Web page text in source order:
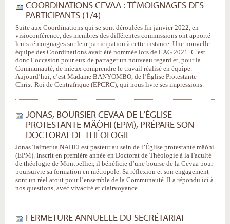
COORDINATIONS CEVAA : TÉMOIGNAGES DES
PARTICIPANTS (1/4)
Suite aux Coordinations qui se sont déroulées fin janvier 2022, en
visioconférence, des membres des différentes commissions ont apporté
leurs témoignages sur leur participation à cette instance. Une nouvelle
équipe des Coordinations avait été nommée lors de l’AG 2021. C’est
donc l’occasion pour eux de partager un nouveau regard et, pour la
Communauté, de mieux comprendre le travail réalisé en équipe.
Aujourd’hui, c’est Madame BANYOMBO, de l’Église Protestante
Christ-Roi de Centrafrique (EPCRC), qui nous livre ses impressions.
JONAS, BOURSIER CEVAA DE L’ÉGLISE
PROTESTANTE MÄÒHI (EPM), PRÉPARE SON
DOCTORAT DE THÉOLOGIE
Jonas Taìmetua NAHEI est pasteur au sein de l’Église protestante mäòhi
(EPM). Inscrit en première année en Doctorat de Théologie à la Faculté
de théologie de Montpellier, il bénéficie d’une bourse de la Cevaa pour
poursuivre sa formation en métropole. Sa réflexion et son engagement
sont un réel atout pour l’ensemble de la Communauté. Il a répondu ici à
nos questions, avec vivacité et clairvoyance.
FERMETURE ANNUELLE DU SECRÉTARIAT